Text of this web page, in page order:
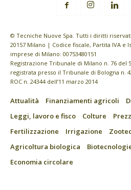
© Tecniche Nuove Spa. Tutti i diritti
20157 Milano | Codice fiscale, Partita IVA e
imprese di Milano: 00753480151
Registrazione Tribunale di Milano n. 76 del
registrata presso il Tribunale di Bologna n.
ROC n. 24344 dell’11 marzo 2014
Attualità Finanziamenti agricoli
Leggi, lavoro e fisco
Colture
Fertilizzazione
Irrigazione
Agricoltura biologica
Economia circolare